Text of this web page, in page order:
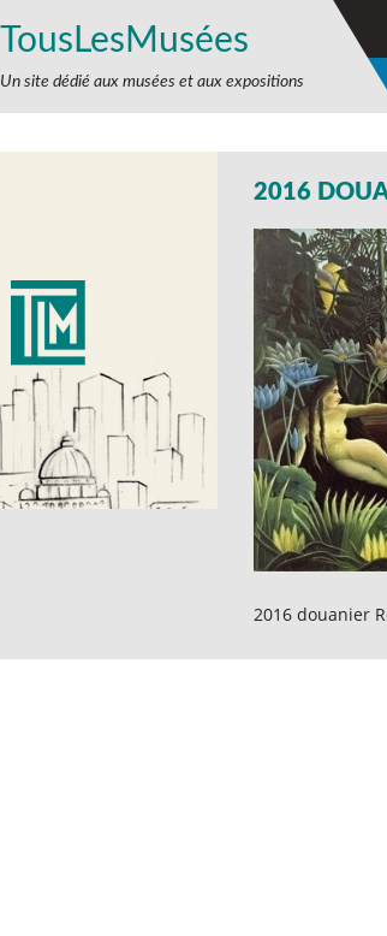
TousLesMusées
Un site dédié aux musées et aux expositions
2016
2016 douanier